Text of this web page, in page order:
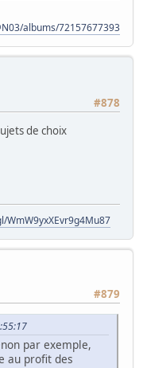
albums/
#878
de choix
WmW9yxXEvr9g4Mu87
#879
par exemple,
au profit des